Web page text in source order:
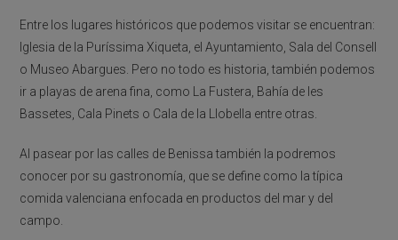
Entre los lugares históricos que podemos visitar se encuentran:
Iglesia de la Puríssima Xiqueta, el Ayuntamiento, Sala del Consell
o Museo Abargues. Pero no todo es historia, también podemos
ir a playas de arena fina, como La Fustera, Bahía de les
Bassetes, Cala Pinets o Cala de la Llobella entre otras.
Al pasear por las calles de Benissa también la podremos
conocer por su gastronomía, que se define como la típica
comida valenciana enfocada en productos del mar y del
campo.